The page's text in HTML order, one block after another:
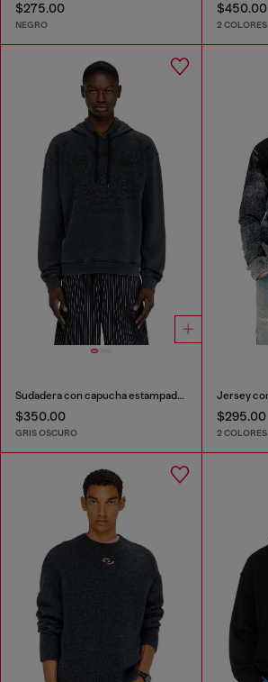
$275.00
NEGRO
$450.00
2 COLORES
Sudadera con capucha estampada y apliques de strass
$350.00
GRIS OSCURO
$295.00
2 COLORES